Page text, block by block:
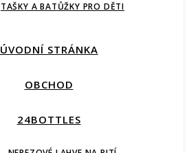
TAŠKY A BATŮŽKY PRO DĚTI
ÚVODNÍ STRÁNKA
OBCHOD
24BOTTLES